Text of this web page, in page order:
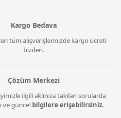
Kargo Bedava
tüm alışverişlerinizde kargo ücreti
bizden.
Çözüm Merkezi
ilgili aklınıza takılan sorularda
ve güncel bilgilere erişebilirsiniz.